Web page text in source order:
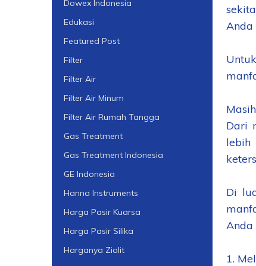
Anda
Dari
lebih
Di
1.
Dowex Indonesia
Edukasi
Featured Post
Filter
Filter Air
Filter Air Minum
Filter Air Rumah Tangga
Gas Treatment
Gas Treatment Indonesia
GE Indonesia
Hanna Instruments
Harga Pasir Kuarsa
Harga Pasir Silika
Harganya Ziolit